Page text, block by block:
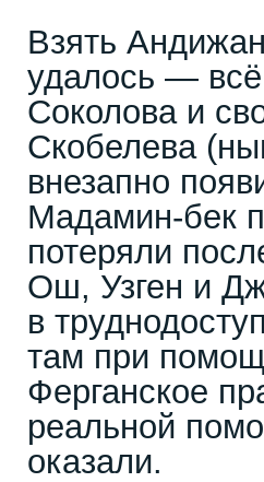
Взять
удалось — всё
Соколова и
Скобелева
внезапно
Мадамин-бек
потеряли
Ош, Узген и
в
там при
Ферганское
реальной
оказали.